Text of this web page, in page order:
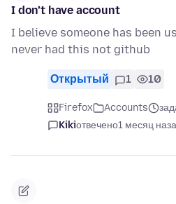
I don’t have account
I believe someone has been
never had this not github
Открытый 1 10
Firefox Accounts
Kikiотвечено1 месяц